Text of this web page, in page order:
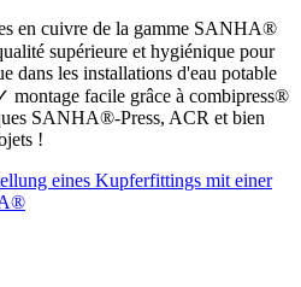
en cuivre de la gamme SANHA®
supérieure et hygiénique pour
dans les installations d'eau potable
montage facile grâce à combipress®
SANHA®-Press, ACR et bien
!